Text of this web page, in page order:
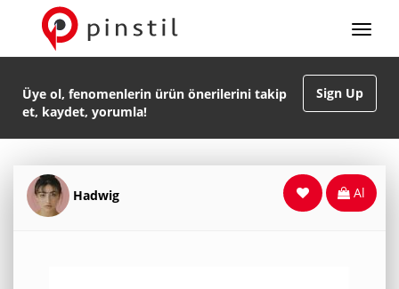
Sign Up
Üye ol, fenomenlerin ürün önerilerini takip
et, kaydet, yorumla!
Hadwig Al